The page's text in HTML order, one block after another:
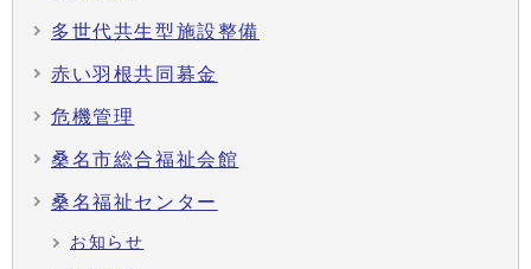
多世代共生型施設整備
赤い羽根共同募金
危機管理
桑名市総合福祉会館
桑名福祉センター
お知らせ